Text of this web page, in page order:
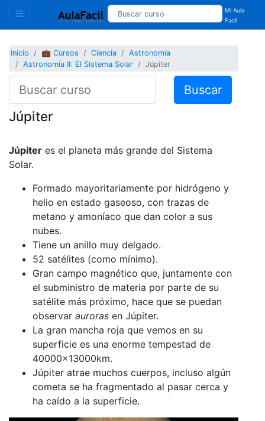
Mi Aula
Facil
Inicio 💼 Cursos Ciencia
Astronomía
Astronomía II: El Sistema Solar
Júpiter
Buscar
Júpiter
Júpiter es el planeta más grande del Sistema
Solar.
Formado mayoritariamente por hidrógeno y
helio en estado gaseoso, con trazas de
metano y amoníaco que dan color a sus
nubes.
Tiene un anillo muy delgado.
52 satélites (como mínimo).
Gran campo magnético que, juntamente con
el subministro de materia por parte de su
satélite más próximo, hace que se puedan
observar auroras en Júpiter.
La gran mancha roja que vemos en su
superficie es una enorme tempestad de
40000x13000km.
Júpiter atrae muchos cuerpos, incluso algún
cometa se ha fragmentado al pasar cerca y
ha caído a la superficie.